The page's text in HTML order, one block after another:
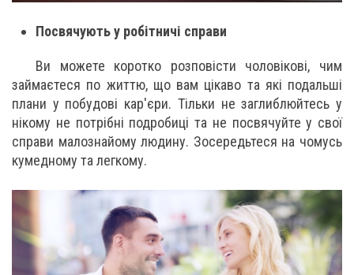
Посвячують у робітничі справи
Ви можете коротко розповісти чоловікові, чим
займаєтеся по життю, що вам цікаво та які подальші
плани у побудові кар'єри. Тільки не заглиблюйтесь у
нікому не потрібні подробиці та не посвячуйте у свої
справи малознайому людину. Зосередьтеся на чомусь
кумедному та легкому.